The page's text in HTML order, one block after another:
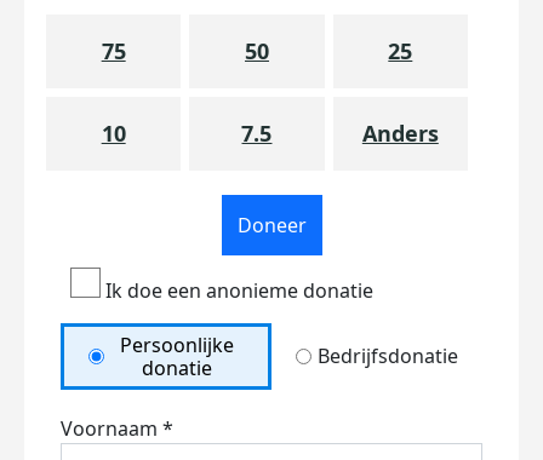
75 50 25
10 7.5 Anders
Doneer
Ik doe een anonieme donatie
Persoonlijke
donatie
Bedrijfsdonatie
Voornaam *